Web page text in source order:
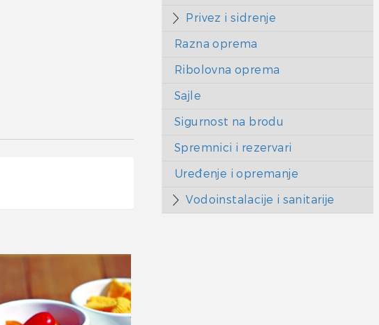
Privez i sidrenje
Razna oprema
Ribolovna oprema
Sajle
Sigurnost na brodu
Spremnici i rezervari
Uređenje i opremanje
Vodoinstalacije i sanitarije